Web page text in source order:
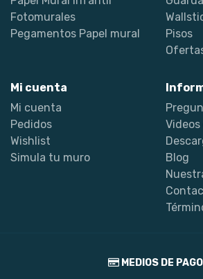
Fotomurales
Pegamentos Papel mural
Pisos
Mi cuenta
Mi cuenta
Pedidos
Wishlist
Simula tu muro
Blog
MEDIOS DE PAGO